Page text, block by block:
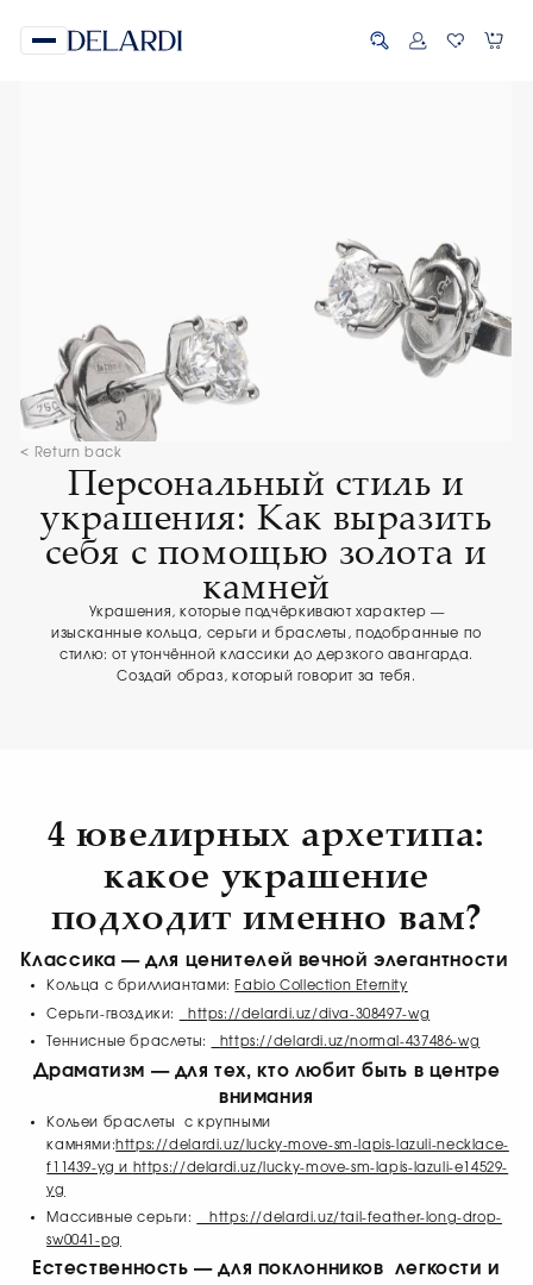
< Return back
Персональный стиль и
украшения: Как выразить
себя с помощью золота и
камней
Украшения, которые подчёркивают характер —
изысканные кольца, серьги и браслеты, подобранные по
стилю: от утончённой классики до дерзкого авангарда.
Создай образ, который говорит за тебя.
4 ювелирных архетипа:
какое украшение
подходит именно вам?
Классика — для ценителей вечной элегантности
Кольца с бриллиантами: Fabio Collection Eternity
Серьги-гвоздики: https://delardi.uz/diva-308497-wg
Теннисные браслеты: https://delardi.uz/normal-437486-wg
Драматизм — для тех, кто любит быть в центре
внимания
Кольеи браслеты с крупными
камнями:https://delardi.uz/lucky-move-sm-lapis-lazuli-necklace-
f11439-yg и https://delardi.uz/lucky-move-sm-lapis-lazuli-e14529-
yg
Массивные серьги:
https://delardi.uz/tail-feather-long-drop-
sw0041-pg
Естественность — для поклонников легкости и